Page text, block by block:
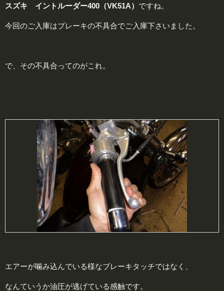
スズキ イントルーダー400（VK51A） ですね。
今回のご入庫はブレーキの不具合でご入庫下さいました。
で、その不具合ってのがこれ。
エアーが噛み込んでいる様なブレーキタッチではなく、
なんていうか油圧が逃げている感触です。